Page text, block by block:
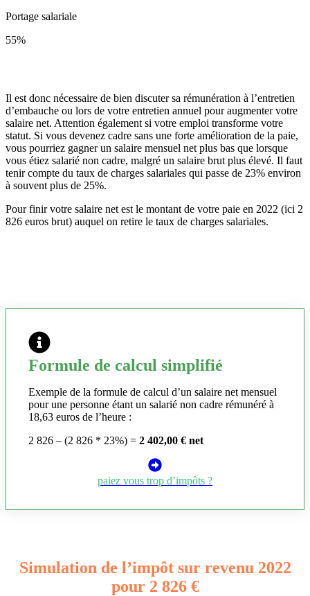
Portage salariale
55%
Il est donc nécessaire de bien discuter sa rémunération à l’entretien
d’embauche ou lors de votre entretien annuel pour augmenter votre
salaire net. Attention également si votre emploi transforme votre
statut. Si vous devenez cadre sans une forte amélioration de la paie,
vous pourriez gagner un salaire mensuel net plus bas que lorsque
vous étiez salarié non cadre, malgré un salaire brut plus élevé. Il faut
tenir compte du taux de charges salariales qui passe de 23% environ
à souvent plus de 25%.
Pour finir votre salaire net est le montant de votre paie en 2022 (ici 2
826 euros brut) auquel on retire le taux de charges salariales.
Formule de calcul simplifié
Exemple de la formule de calcul d’un salaire net mensuel
pour une personne étant un salarié non cadre rémunéré à
18,63 euros de l’heure :
2 826 – (2 826 * 23%) = 2 402,00 € net
paiez vous trop d’impôts ?
Simulation de l’impôt sur revenu 2022
pour 2 826 €